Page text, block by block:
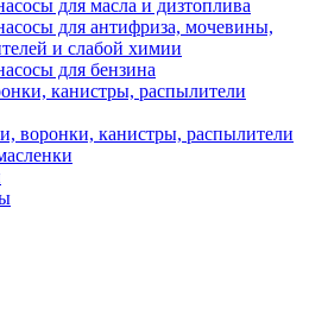
для масла и дизтоплива
для антифриза, мочевины,
и слабой химии
для бензина
канистры, распылители
воронки, канистры, распылители